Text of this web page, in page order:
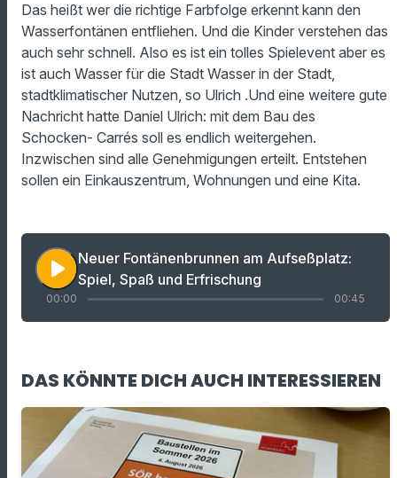
Das heißt wer die richtige Farbfolge erkennt kann den
Wasserfontänen entfliehen. Und die Kinder verstehen das
auch sehr schnell. Also es ist ein tolles Spielevent aber es
ist auch Wasser für die Stadt Wasser in der Stadt,
stadtklimatischer Nutzen, so Ulrich .Und eine weitere gute
Nachricht hatte Daniel Ulrich: mit dem Bau des
Schocken- Carrés soll es endlich weitergehen.
Inzwischen sind alle Genehmigungen erteilt. Entstehen
sollen ein Einkauszentrum, Wohnungen und eine Kita.
play_arrow
Neuer Fontänenbrunnen am Aufseßplatz:
Spiel, Spaß und Erfrischung
00:00 00:45
DAS KÖNNTE DICH AUCH INTERESSIEREN